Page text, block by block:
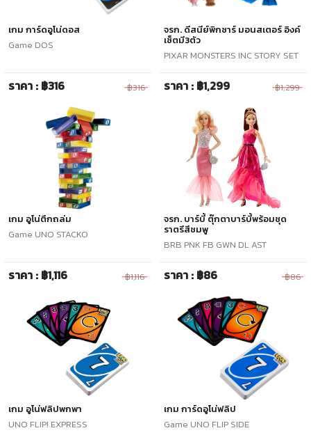
เกม การ์ดอูโน่ดอส
Game DOS
ราคา : ฿316 ฿316
จรก. ดีสนีย์พิกซาร์ มอนสเตอร์ อิงค์
เซ็ตมี3ตัว
PIXAR MONSTERS INC STORY SET
ราคา : ฿1,299 ฿1,299
เกม อูโน่ตึกถล่ม
Game UNO STACKO
ราคา : ฿1,116 ฿1,116
จรก. บาร์บี้ ตุ๊กตาบาร์บี้พร้อมชุด
ราตรีสีชมพู
BRB PNK FB GWN DL AST
ราคา : ฿86 ฿86
เกม อูโน่ฟลิปพกพา
UNO FLIP! EXPRESS
เกม การ์ดอูโน่ฟลิป
Game UNO FLIP SIDE